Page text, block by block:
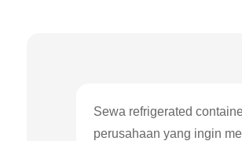
Sewa refrigerated
perusahaan yang ingin